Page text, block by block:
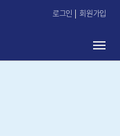
로그인 회원가입